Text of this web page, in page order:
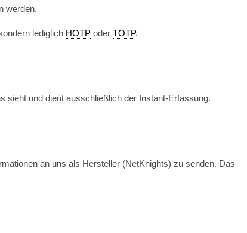
werden.
lediglich HOTP oder TOTP.
sieht und dient ausschließlich der Instant-Erfassung.
an uns als Hersteller (NetKnights) zu senden. Das